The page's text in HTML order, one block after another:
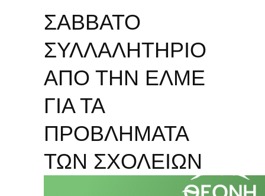
ΣΑΒΒΑΤΟ
ΣΥΛΛΑΛΗΤΗΡΙΟ
ΑΠΟ ΤΗΝ ΕΛΜΕ
ΓΙΑ ΤΑ
ΠΡΟΒΛΗΜΑΤΑ
ΤΩΝ ΣΧΟΛΕΙΩΝ